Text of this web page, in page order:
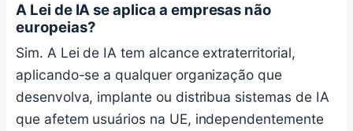
A Lei de IA se aplica a empresas não
europeias?
Sim. A Lei de IA tem alcance extraterritorial,
aplicando-se a qualquer organização que
desenvolva, implante ou distribua sistemas de IA
que afetem usuários na UE, independentemente